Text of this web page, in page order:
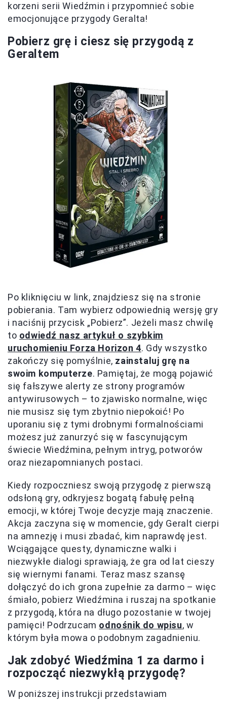
korzeni serii Wiedźmin i przypomnieć sobie
emocjonujące przygody Geralta!
Pobierz grę i ciesz się przygodą z
Geraltem
Po kliknięciu w link, znajdziesz się na stronie
pobierania. Tam wybierz odpowiednią wersję gry
i naciśnij przycisk „Pobierz”. Jeżeli masz chwilę
to odwiedź nasz artykuł o szybkim
uruchomieniu Forza Horizon 4. Gdy wszystko
zakończy się pomyślnie, zainstaluj grę na
swoim komputerze. Pamiętaj, że mogą pojawić
się fałszywe alerty ze strony programów
antywirusowych – to zjawisko normalne, więc
nie musisz się tym zbytnio niepokoić! Po
uporaniu się z tymi drobnymi formalnościami
możesz już zanurzyć się w fascynującym
świecie Wiedźmina, pełnym intryg, potworów
oraz niezapomnianych postaci.
Kiedy rozpoczniesz swoją przygodę z pierwszą
odsłoną gry, odkryjesz bogatą fabułę pełną
emocji, w której Twoje decyzje mają znaczenie.
Akcja zaczyna się w momencie, gdy Geralt cierpi
na amnezję i musi zbadać, kim naprawdę jest.
Wciągające questy, dynamiczne walki i
niezwykłe dialogi sprawiają, że gra od lat cieszy
się wiernymi fanami. Teraz masz szansę
dołączyć do ich grona zupełnie za darmo – więc
śmiało, pobierz Wiedźmina i ruszaj na spotkanie
z przygodą, która na długo pozostanie w twojej
pamięci! Podrzucam odnośnik do wpisu, w
którym była mowa o podobnym zagadnieniu.
Jak zdobyć Wiedźmina 1 za darmo i
rozpocząć niezwykłą przygodę?
W poniższej instrukcji przedstawiam